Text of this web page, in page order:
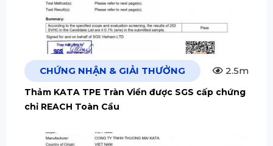
CHỨNG NHẬN & GIẢI THƯỞNG 2.5m
Thảm KATA TPE Tràn Viền được SGS cấp chứng
chỉ REACH Toàn Cầu